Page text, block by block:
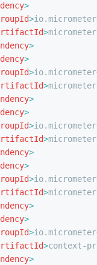
>
>io.micrometer
>
>
>
>io.micrometer
>
>
>
>io.micrometer
>
>
>
>io.micrometer
>
>
>
>io.micrometer
>context-
>